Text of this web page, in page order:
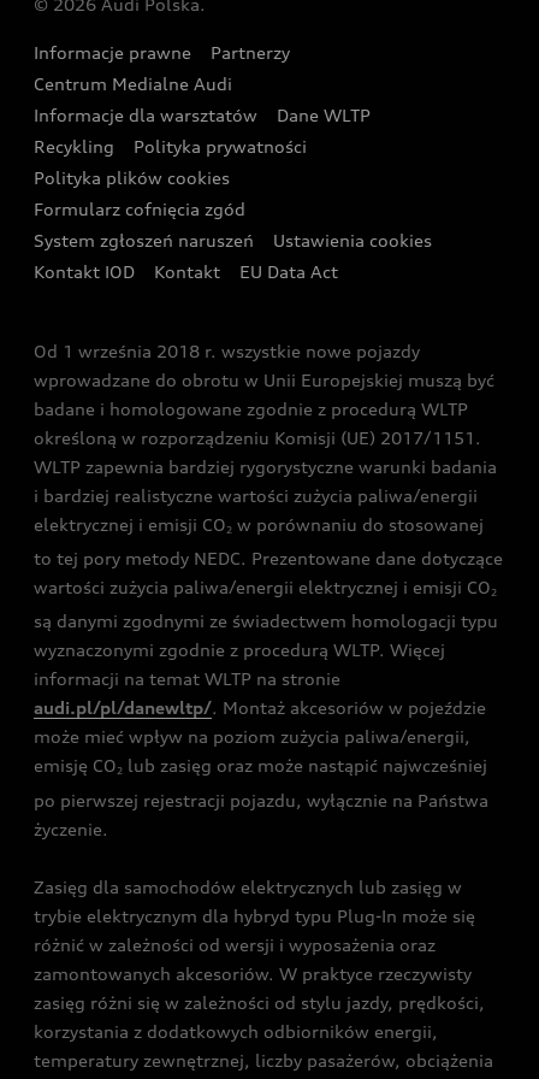
Wyszukaj najbliższego Partnera Audi
Oferta dla przedsiębiorców
Oferta dla klientów prywatnych
Kalkulator rat
Ubezpieczenie
Audi exclusive
Zasięg
Gwarancja
Akcje serwisowe Audi
Katalog online akcesoriów
Audi i Muzeum Sztuki Nowoczesnej w Warszawie
Audi driving experience
Audi quattro Cup
Audi i Puchar Świata w Skokach Narciarskich w
Zakopanem
© 2026 Audi Polska.
Informacje prawne
Partnerzy
Centrum Medialne Audi
Informacje dla warsztatów
Dane WLTP
Recykling
Polityka prywatności
Polityka plików cookies
Formularz cofnięcia zgód
System zgłoszeń naruszeń
Ustawienia cookies
Kontakt IOD
Kontakt EU Data Act
Od 1 września 2018 r. wszystkie nowe pojazdy
wprowadzane do obrotu w Unii Europejskiej muszą być
badane i homologowane zgodnie z procedurą WLTP
określoną w rozporządzeniu Komisji (UE) 2017/1151.
WLTP zapewnia bardziej rygorystyczne warunki badania
i bardziej realistyczne wartości zużycia paliwa/energii
elektrycznej i emisji CO2 w porównaniu do stosowanej
to tej pory metody NEDC. Prezentowane dane dotyczące
wartości zużycia paliwa/energii elektrycznej i emisji CO2
są danymi zgodnymi ze świadectwem homologacji typu
wyznaczonymi zgodnie z procedurą WLTP. Więcej
informacji na temat WLTP na stronie
audi.pl/pl/danewltp/. Montaż akcesoriów w pojeździe
może mieć wpływ na poziom zużycia paliwa/energii,
emisję CO2 lub zasięg oraz może nastąpić najwcześniej
po pierwszej rejestracji pojazdu, wyłącznie na Państwa
życzenie.
Zasięg dla samochodów elektrycznych lub zasięg w
trybie elektrycznym dla hybryd typu Plug-In może się
różnić w zależności od wersji i wyposażenia oraz
zamontowanych akcesoriów. W praktyce rzeczywisty
zasięg różni się w zależności od stylu jazdy, prędkości,
korzystania z dodatkowych odbiorników energii,
temperatury zewnętrznej, liczby pasażerów, obciążenia